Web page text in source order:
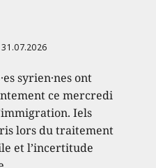
31.07.2026
syrien·nes ont
ce mercredi
Iels
lors du traitement
et l’incertitude